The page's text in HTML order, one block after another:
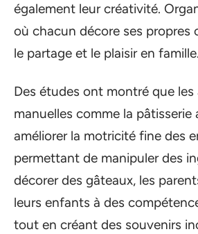
également leur créativité.
où chacun décore ses propres
le partage et le plaisir en famille.
Des études ont montré que
manuelles comme la pâtisserie
améliorer la motricité fine des
permettant de manipuler des
décorer des gâteaux, les
leurs enfants à des
tout en créant des souvenirs